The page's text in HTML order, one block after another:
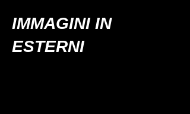
IMMAGINI IN
ESTERNI